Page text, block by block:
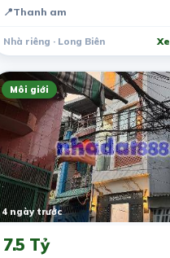
📍Thanh am
Nhà riêng · Long Biên
Môi giới
4 ngày trước
7.5 Tỷ